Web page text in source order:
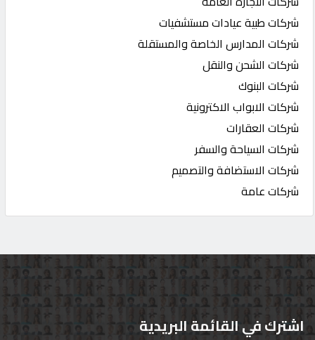
شركات طبية عيادات مستشفيات
شركات المدارس الخاصة والمستقلة
شركات الشحن والنقل
شركات البنوك
شركات الابواب الاكترونية
شركات العقارات
شركات السياحة والسفر
شركات الاستضافة والتصميم
شركات عامة
اشترك في القائمة البريدية